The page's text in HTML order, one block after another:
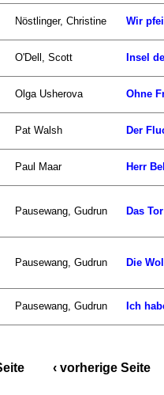
Nöstlinger, Christine Wir
O'Dell, Scott Insel
Olga Usherova Ohne
Pat Walsh Der
Paul Maar Herr
Pausewang, Gudrun Das
Pausewang, Gudrun Die
Pausewang, Gudrun Ich
‹ vorherige Seite